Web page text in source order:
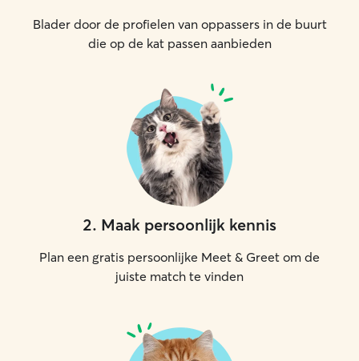
Blader door de profielen van oppassers in de buurt
die op de kat passen aanbieden
2. Maak persoonlijk kennis
Plan een gratis persoonlijke Meet & Greet om de
juiste match te vinden